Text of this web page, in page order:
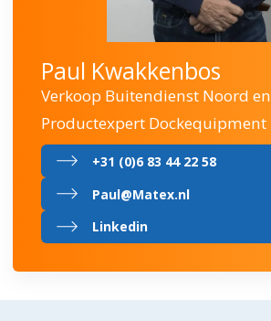
Paul Kwakkenbos
Verkoop Buitendienst Noord en
Productexpert Dockequipment
+31 (0)6 83 44 22 58
Paul@Matex.nl
Linkedin